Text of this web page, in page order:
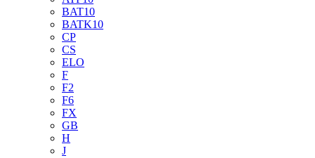
BAT10
BATK10
CP
CS
ELO
F
F2
F6
FX
GB
H
J